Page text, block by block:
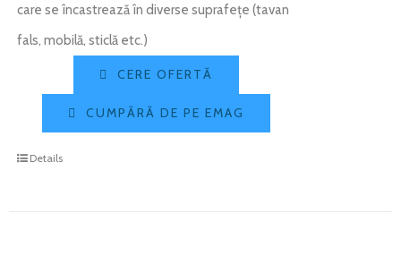
care se încastrează în diverse suprafețe (tavan
fals, mobilă, sticlă etc.)
CERE OFERTĂ
CUMPĂRĂ DE PE EMAG
Details